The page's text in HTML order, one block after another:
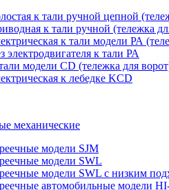
к тали ручной цепной
к тали ручной (тележка
к тали модели РА
электродвигателя к тали РА
модели CD (тележка для
к лебедке KCD
механические
модели SJM
модели SWL
модели SWL с низким
автомобильные модели